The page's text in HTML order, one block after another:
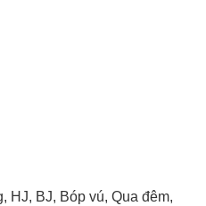
HJ, BJ, Bóp vú, Qua đêm,